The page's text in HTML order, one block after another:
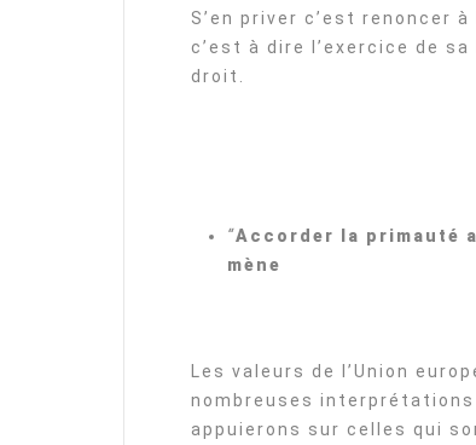
S’en priver c’est renoncer
c’est à dire l’exercice de
droit.
“Accorder la primauté
mène
Les valeurs de l’Union
nombreuses interprétations
appuierons sur celles qui